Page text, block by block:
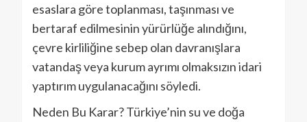
esaslara göre toplanması, taşınması ve
bertaraf edilmesinin yürürlüğe alındığını,
çevre kirliliğine sebep olan davranışlara
vatandaş veya kurum ayrımı olmaksızın idari
yaptırım uygulanacağını söyledi.
Neden Bu Karar? Türkiye’nin su ve doğa